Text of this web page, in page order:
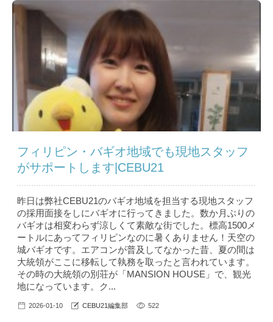
フィリピン・バギオ地域でも現地スタッフ
がサポートします|CEBU21
昨日は弊社CEBU21のバギオ地域を担当する現地スタッフ
の採用面接をしにバギオに行ってきました。数か月ぶりの
バギオは相変わらず涼しくて素敵な街でした。標高1500メ
ートルにあってフィリピンなのに暑くありません！天空の
城バギオです。エアコンが普及してなかった昔、夏の間は
大統領がここに移転して執務を取ったと言われています。
その時の大統領の別荘が「MANSION HOUSE」で、観光
地になっています。ク...
2026-01-10 CEBU21編集部 522